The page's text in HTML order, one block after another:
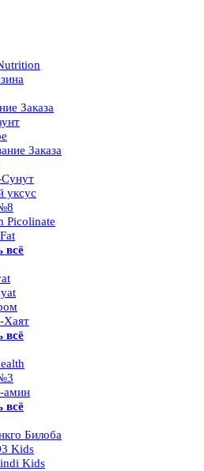
Заказа
Заказа
Сунут
уксус
Picolinate
всё
Хаят
всё
амин
всё
Билоба
Kids
Kids